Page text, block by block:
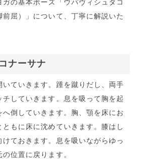
の基本ポーズ「ウパヴィシュタコ
屈）」について、丁寧に解説いた
ナーサナ
いていきます。踵を蹴りだし、両手
チしていきます。息を吸って胸を起
へ倒していきます。胸、顎を床にお
もに床に沈めていきます。膝はし
けておきます。息を吸いながらゆっ
位置に戻ります。